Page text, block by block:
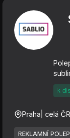
k
Praha | celá ČR
REKLAMNÍ